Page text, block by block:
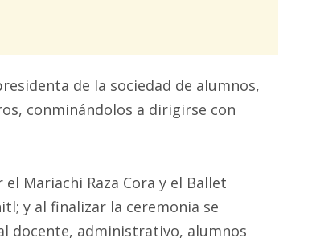
de la sociedad de alumnos,
conminándolos a dirigirse con
Mariachi Raza Cora y el Ballet
y al finalizar la ceremonia se
docente, administrativo, alumnos